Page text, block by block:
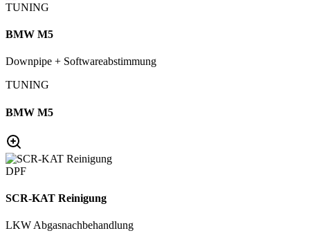
TUNING
BMW M5
Downpipe + Softwareabstimmung
TUNING
BMW M5
DPF
SCR-KAT Reinigung
LKW Abgasnachbehandlung